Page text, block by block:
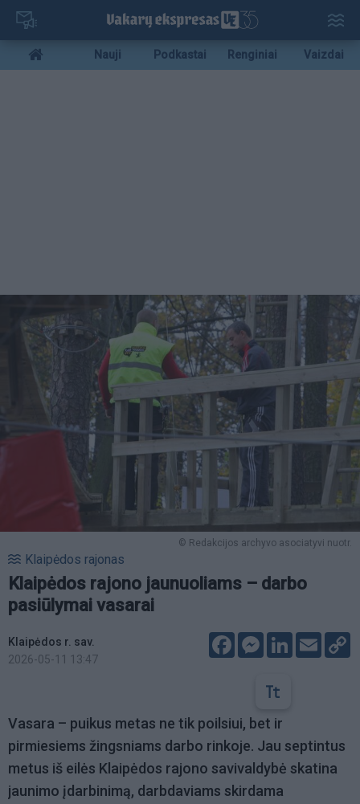
Pereiti
pagrindinį
turinį
Mobile
menu
Nauji Podkastai Renginiai Vaizdai
© Redakcijos archyvo asociatyvi nuotr.
Klaipėdos rajonas
Klaipėdos rajono jaunuoliams – darbo
pasiūlymai vasarai
Klaipėdos r. sav.
2026-05-11 13:47
FacebookMessenger
LinkedIn
Email
Vasara – puikus metas ne tik poilsiui, bet ir
pirmiesiems žingsniams darbo rinkoje. Jau septintus
metus iš eilės Klaipėdos rajono savivaldybė skatina
jaunimo įdarbinimą, darbdaviams skirdama